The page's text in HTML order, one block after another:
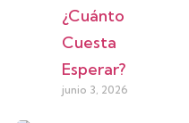
¿Cuánto
Cuesta
Esperar?
junio 3, 2026